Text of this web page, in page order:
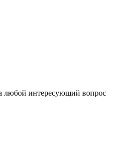
любой интересующий вопрос